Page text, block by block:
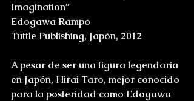
Imagination”
Edogawa Rampo
Tuttle Publishing, Japón, 2012
A pesar de ser una figura legendaria
en Japón, Hirai Taro, mejor conocido
para la posteridad como Edogawa